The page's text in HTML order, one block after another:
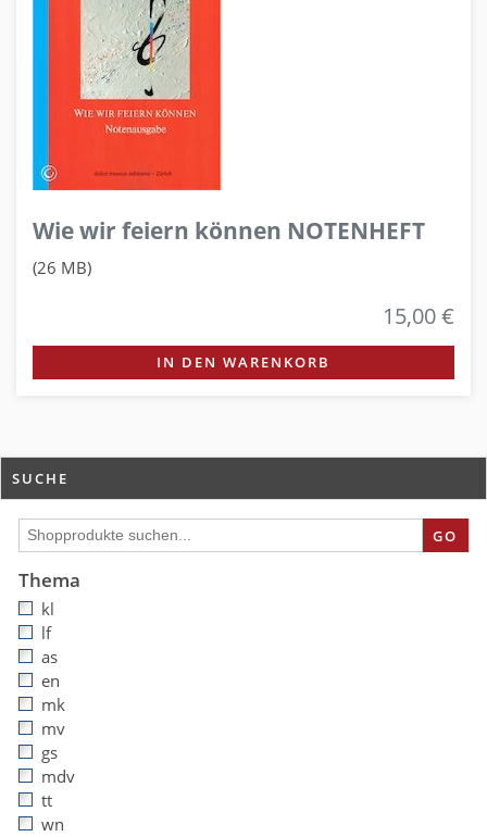
Wie wir feiern können NOTENHEFT
(26 MB)
15,00 €
IN DEN WARENKORB
SUCHE
GO
Thema
kl
lf
as
en
mk
mv
gs
mdv
tt
wn